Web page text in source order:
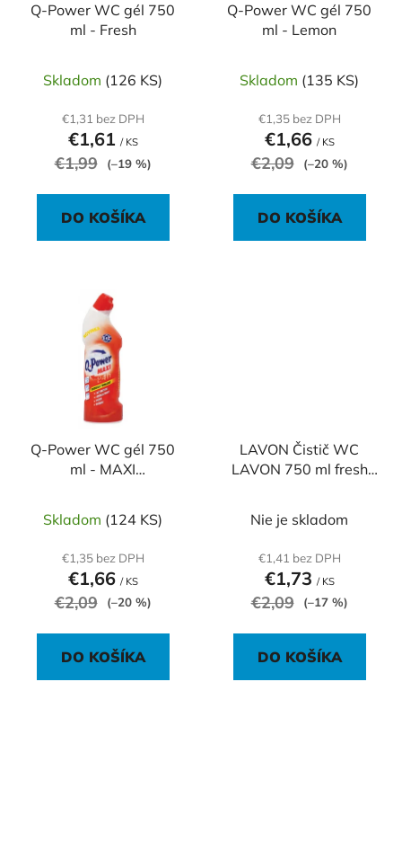
Q-Power WC gél 750
ml - Fresh
Skladom (126 KS)
€1,31 bez DPH
€1,61 / KS
€1,99 (–19 %)
DO KOŠÍKA
Q-Power WC gél 750
ml - Lemon
Skladom (135 KS)
€1,35 bez DPH
€1,66 / KS
€2,09 (–20 %)
DO KOŠÍKA
Q-Power WC gél 750
ml - MAXI
Skladom (124 KS)
€1,35 bez DPH
€1,66 / KS
€2,09 (–20 %)
DO KOŠÍKA
LAVON Čistič WC
LAVON 750 ml fresh
Nie je skladom
€1,41 bez DPH
€1,73 / KS
€2,09 (–17 %)
DO KOŠÍKA